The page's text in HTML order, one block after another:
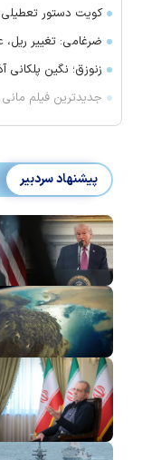
کویت دستور تعطیلی
ضرغامی: تغییر
زنوزق؛ نگین پلکانی
جدیدترین فیلم
پیشنهاد سردبیر